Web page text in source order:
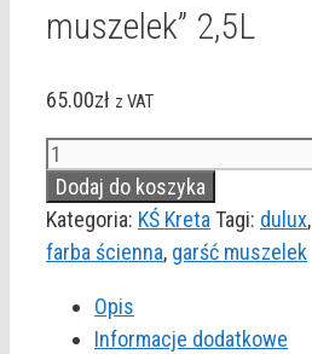
muszelek” 2,5L
65.00zł z VAT
ilość
DULUX
KOLORY
ŚWIATA
muszelek"
2,5L
Dodaj do koszyka
Kategoria: KŚ Kreta Tagi: dulux,
farba ścienna, garść muszelek
Opis
Informacje dodatkowe